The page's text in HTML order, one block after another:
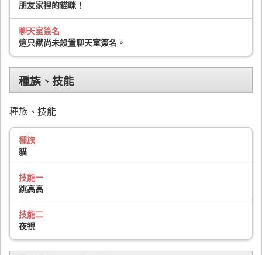
朋友家裡的貓咪！
聊天室簽名
這只獸尚未設置聊天室簽名。
種族、技能
種族、技能
種族
貓
技能一
跳高高
技能二
夜視